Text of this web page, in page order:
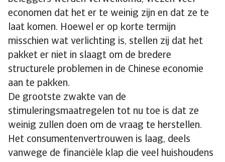
economen dat het er te weinig zijn en dat ze te
laat komen. Hoewel er op korte termijn
misschien wat verlichting is, stellen zij dat het
pakket er niet in slaagt om de bredere
structurele problemen in de Chinese economie
aan te pakken.
De grootste zwakte van de
stimuleringsmaatregelen tot nu toe is dat ze
weinig zullen doen om de vraag te herstellen.
Het consumentenvertrouwen is laag, deels
vanwege de financiële klap die veel huishoudens